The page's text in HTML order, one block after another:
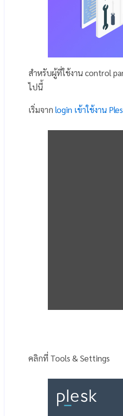
สำหรับผู้ที่ใช้งาน control
ไปนี้
เริ่มจาก login เข้าใช้งาน
คลิกที่ Tools & Settings